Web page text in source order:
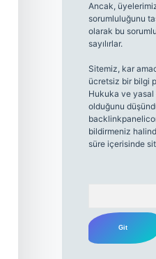
Ancak,
sorumluluğunu
olarak bu
sayılırlar.
Sitemiz, kar
ücretsiz bir bilgi
Hukuka ve yasal
olduğunu
bildirmeniz
süre içerisinde